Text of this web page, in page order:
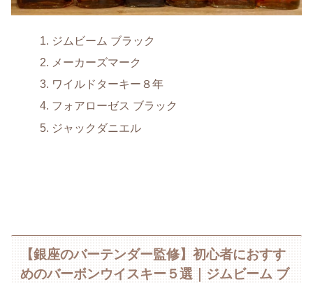
ジムビーム ブラック
メーカーズマーク
ワイルドターキー８年
フォアローゼス ブラック
ジャックダニエル
【銀座のバーテンダー監修】初心者におすす
めのバーボンウイスキー５選｜ジムビーム ブ